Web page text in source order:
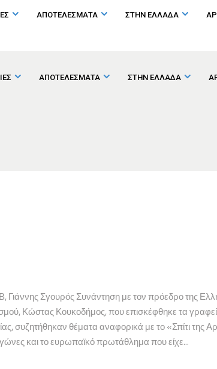
ΑΠΟΤΕΛΕΣΜΑΤΑ ΣΤΗΝ ΕΛΛΑΔΑ
ΑΠΟΤΕΛΕΣΜΑΤΑ ΣΤΗΝ ΕΛΛΑΔΑ
Σγουρός Συνάντηση με τον πρόεδρο της
Κώστας Κουκοδήμος, που επισκέφθηκε τα
συζητήθηκαν θέματα αναφορικά με το «Σπίτι της
και το ευρωπαϊκό πρωτάθλημα που είχε...